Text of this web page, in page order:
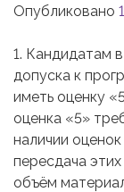
Опубликовано
1. Кандидатам
допуска к
иметь оценку
оценка «5»
наличии
пересдача
объём